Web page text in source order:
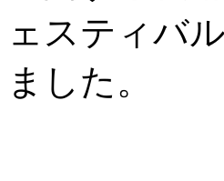
ェスティバ
ました。